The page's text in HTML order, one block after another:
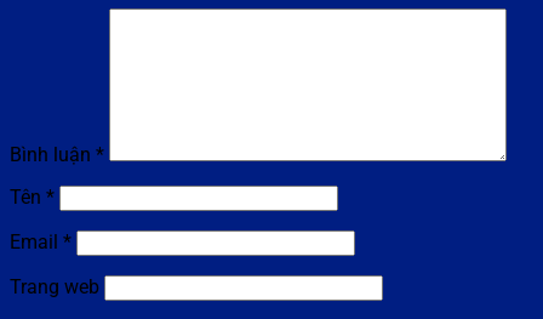
Bình luận *
Tên *
Email *
Trang web